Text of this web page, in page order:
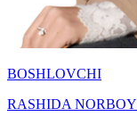
BOSHLOVCHI
RASHIDA